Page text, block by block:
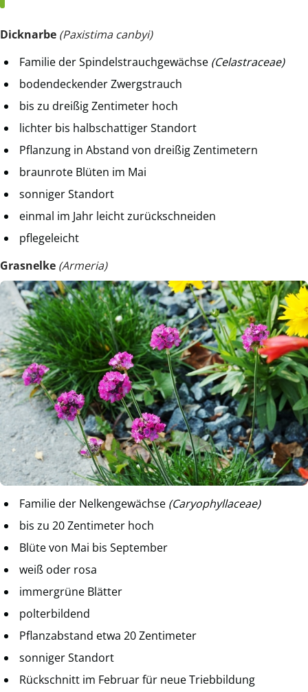
Dicknarbe (Paxistima canbyi)
Familie der Spindelstrauchgewächse (Celastraceae)
bodendeckender Zwergstrauch
bis zu dreißig Zentimeter hoch
lichter bis halbschattiger Standort
Pflanzung in Abstand von dreißig Zentimetern
braunrote Blüten im Mai
sonniger Standort
einmal im Jahr leicht zurückschneiden
pflegeleicht
Grasnelke (Armeria)
Familie der Nelkengewächse (Caryophyllaceae)
bis zu 20 Zentimeter hoch
Blüte von Mai bis September
weiß oder rosa
immergrüne Blätter
polterbildend
Pflanzabstand etwa 20 Zentimeter
sonniger Standort
Rückschnitt im Februar für neue Triebbildung